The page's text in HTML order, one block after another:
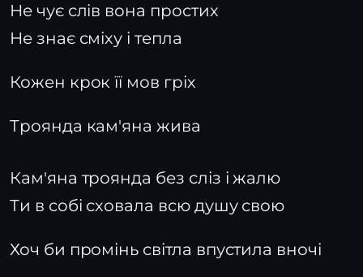
Не чує слів вона простих
Не знає сміху і тепла
Кожен крок її мов гріх
Троянда кам'яна жива
Кам'яна троянда без сліз і жалю
Ти в собі сховала всю душу свою
Хоч би промінь світла впустила вночі